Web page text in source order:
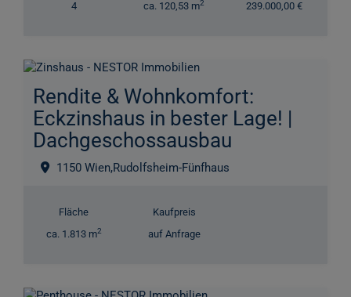
4
ca. 120,53 m2
239.000,00 €
Rendite & Wohnkomfort:
Eckzinshaus in bester Lage! |
Dachgeschossausbau
1150 Wien,Rudolfsheim-Fünfhaus
Fläche
ca. 1.813 m2
Kaufpreis
auf Anfrage